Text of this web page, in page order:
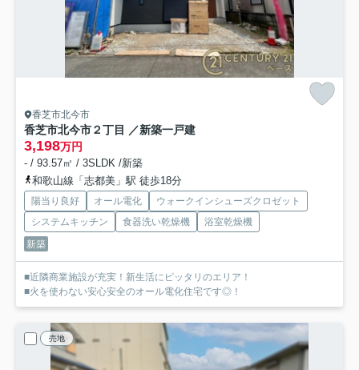
香芝市北今市
香芝市北今市２丁目 ／新築一戸建
3,198万円
- / 93.57㎡ / 3SLDK /新築
和歌山線「志都美」駅 徒歩18分
陽当り良好 オール電化
ウォークインシューズクロゼット
システムキッチン
食器洗い乾燥機
浴室乾燥機
新築
■近隣商業施設が充実！新生活にピッタリのエリア！
■火を使わない安心安全のオール電化住宅です◎！
売地